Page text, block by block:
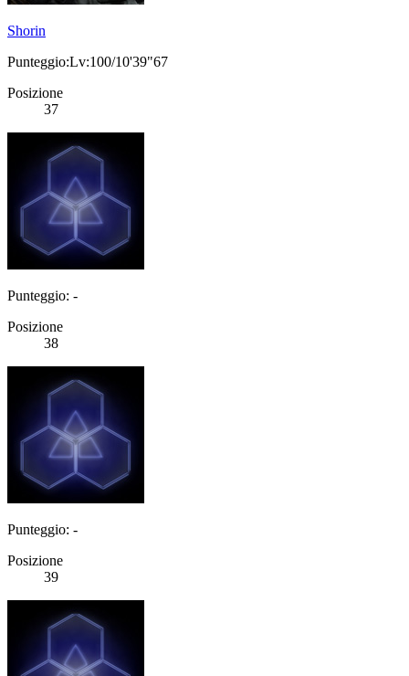
Shorin
Punteggio:Lv:100/10'39"67
Posizione
37
Punteggio: -
Posizione
38
Punteggio: -
Posizione
39